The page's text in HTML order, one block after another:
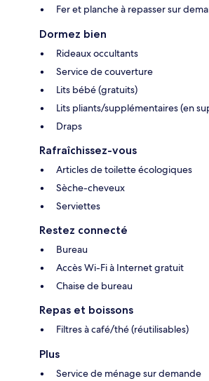
Fer et planche à repasser sur
Dormez bien
Rideaux occultants
Service de couverture
Lits bébé (gratuits)
Lits pliants/supplémentaires (en
Draps
Rafraîchissez-vous
Articles de toilette écologiques
Sèche-cheveux
Serviettes
Restez connecté
Bureau
Accès Wi-Fi à Internet gratuit
Chaise de bureau
Repas et boissons
Filtres à café/thé (réutilisables)
Plus
Service de ménage sur demande